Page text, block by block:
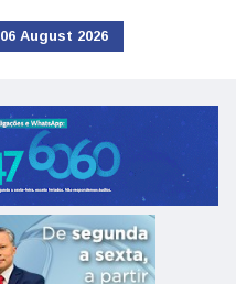
06 August 2026